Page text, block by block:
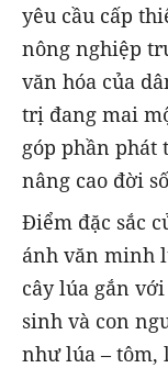
yêu cầu cấp
nông nghiệp
văn hóa của
trị đang mai
góp phần
nâng cao đời
Điểm đặc sắc
ánh văn minh
cây lúa gắn
sinh và con
như lúa – tôm,